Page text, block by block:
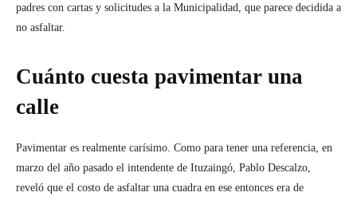
padres con cartas y solicitudes a la Municipalidad, que parece decidida a
no asfaltar.
Cuánto cuesta pavimentar una
calle
Pavimentar es realmente carísimo. Como para tener una referencia, en
marzo del año pasado el intendente de Ituzaingó, Pablo Descalzo,
reveló que el costo de asfaltar una cuadra en ese entonces era de